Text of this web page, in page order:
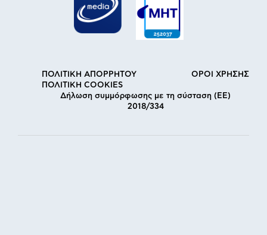
ΠΟΛΙΤΙΚΗ ΑΠΟΡΡΗΤΟΥ
ΟΡΟΙ ΧΡΗΣΗΣ
ΠΟΛΙΤΙΚΗ COOKIES
Δήλωση συμμόρφωσης με τη σύσταση (ΕΕ)
2018/334